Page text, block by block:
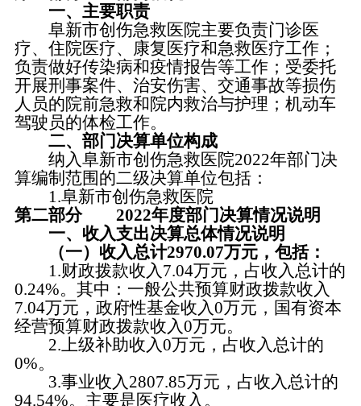
一、主要职责
阜新市创伤急救医院主要负责门诊医
疗、住院医疗、康复医疗和急救医疗工作；
负责做好传染病和疫情报告等工作；受委托
开展刑事案件、治安伤害、交通事故等损伤
人员的院前急救和院内救治与护理；机动车
驾驶员的体检工作。
二、部门决算单位构成
纳入阜新市创伤急救医院2022年部门决
算编制范围的二级决算单位包括：
1.阜新市创伤急救医院
第二部分 2022年度部门决算情况说明
一、收入支出决算总体情况说明
（一）收入总计2970.07万元，包括：
1.财政拨款收入7.04万元，占收入总计的
0.24%。其中：一般公共预算财政拨款收入
7.04万元，政府性基金收入0万元，国有资本
经营预算财政拨款收入0万元。
2.上级补助收入0万元，占收入总计的
0%。
3.事业收入2807.85万元，占收入总计的
94.54%。主要是医疗收入。